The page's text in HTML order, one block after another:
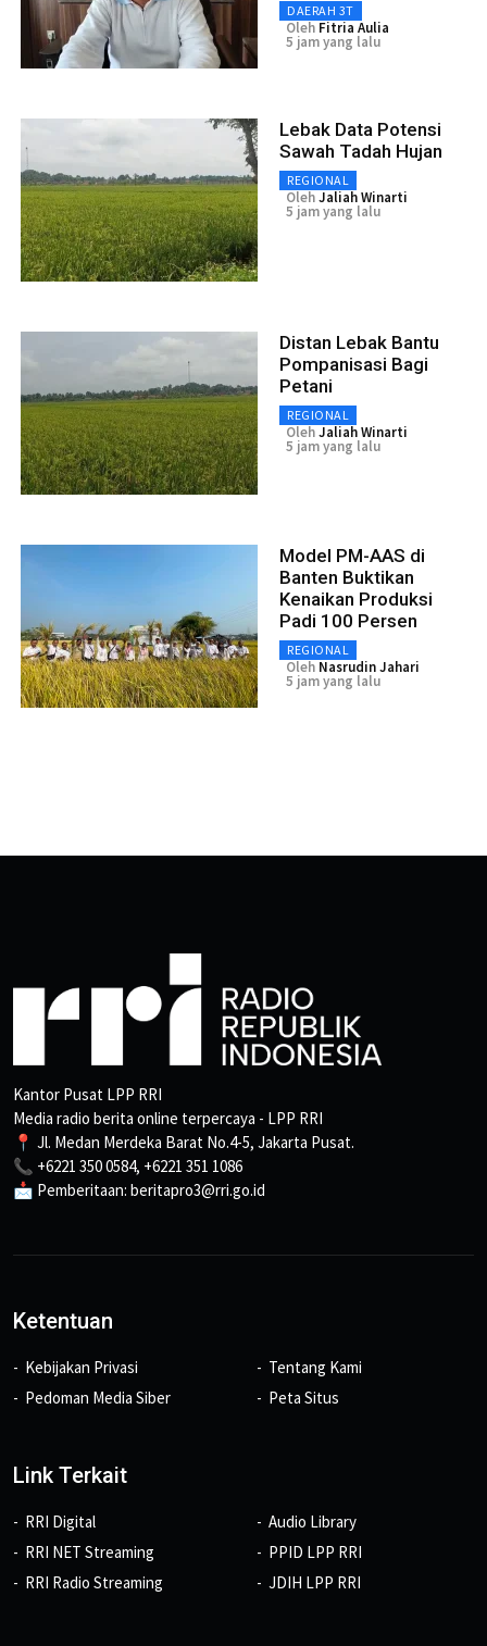
DAERAH 3T
Oleh Fitria Aulia
5 jam yang lalu
Lebak Data Potensi
Sawah Tadah Hujan
REGIONAL
OlehJaliah Winarti
5 jam yang lalu
Distan Lebak Bantu
Pompanisasi Bagi
Petani
REGIONAL
OlehJaliah Winarti
5 jam yang lalu
Model PM-AAS di
Banten Buktikan
Kenaikan Produksi
Padi 100 Persen
REGIONAL
Oleh Nasrudin Jahari
5 jam yang lalu
Kantor Pusat LPP RRI
Media radio berita online terpercaya - LPP RRI
📍 Jl. Medan Merdeka Barat No.4-5, Jakarta Pusat.
📞 +6221 350 0584, +6221 351 1086
📩 Pemberitaan: beritapro3@rri.go.id
Ketentuan
Kebijakan Privasi
Pedoman Media Siber
Tentang Kami
Peta Situs
Link Terkait
RRI Digital
RRI NET Streaming
RRI Radio Streaming
Audio Library
PPID LPP RRI
JDIH LPP RRI